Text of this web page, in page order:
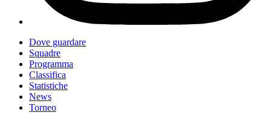
Dove guardare
Squadre
Programma
Classifica
Statistiche
News
Torneo